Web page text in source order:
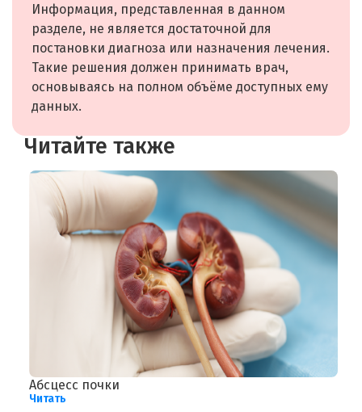
Информация, представленная в данном
разделе, не является достаточной для
постановки диагноза или назначения лечения.
Такие решения должен принимать врач,
основываясь на полном объёме доступных ему
данных.
Читайте также
Абсцесс почки
Читать